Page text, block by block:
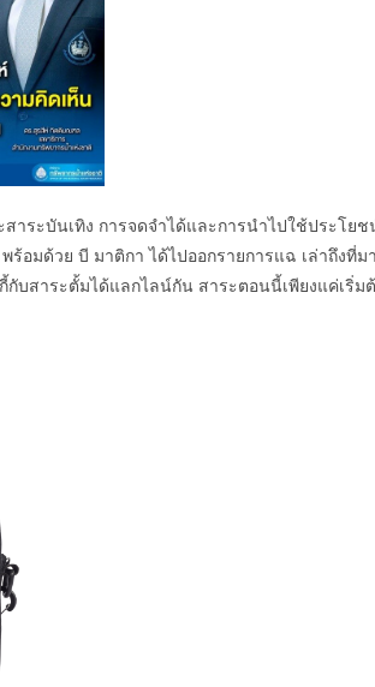
าระบันเทิง การจดจำได้และการนำไปใช้ประโยช
อมด้วย บี มาติกา ได้ไปออกรายการแฉ เล่าถึงที่ม
บสาระตั้มได้แลกไลน์กัน สาระตอนนี้เพียงแค่เริ่ม